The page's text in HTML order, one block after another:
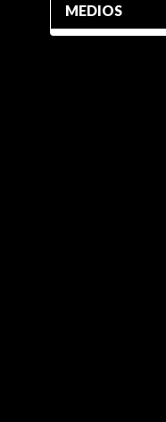
MEDIOS